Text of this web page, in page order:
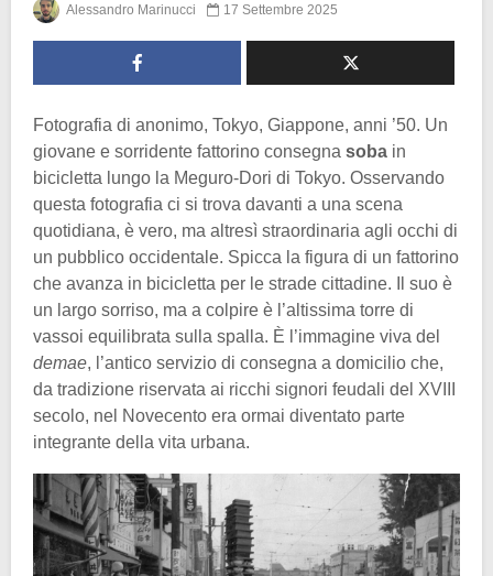
Alessandro Marinucci 17 Settembre 2025
Fotografia di anonimo, Tokyo, Giappone, anni ’50. Un
giovane e sorridente fattorino consegna soba in
bicicletta lungo la Meguro-Dori di Tokyo. Osservando
questa fotografia ci si trova davanti a una scena
quotidiana, è vero, ma altresì straordinaria agli occhi di
un pubblico occidentale. Spicca la figura di un fattorino
che avanza in bicicletta per le strade cittadine. Il suo è
un largo sorriso, ma a colpire è l’altissima torre di
vassoi equilibrata sulla spalla. È l’immagine viva del
demae, l’antico servizio di consegna a domicilio che,
da tradizione riservata ai ricchi signori feudali del XVIII
secolo, nel Novecento era ormai diventato parte
integrante della vita urbana.